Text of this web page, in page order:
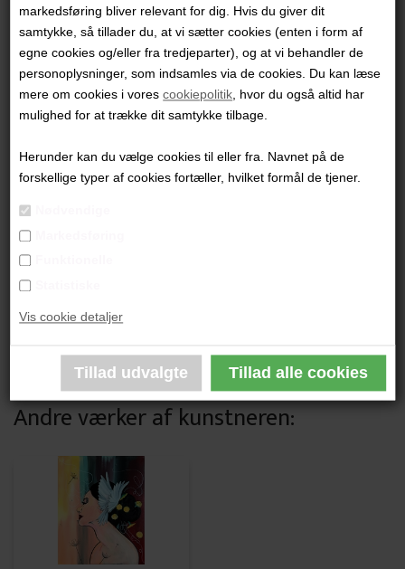
markedsføring bliver relevant for dig. Hvis du giver dit
samtykke, så tillader du, at vi sætter cookies (enten i form af
egne cookies og/eller fra tredjeparter), og at vi behandler de
personoplysninger, som indsamles via de cookies. Du kan læse
mere om cookies i vorescookiepolitik, hvor du også altid har
mulighed for at trække dit samtykke tilbage.
Herunder kan du vælge cookies til eller fra. Navnet på de
forskellige typer af cookies fortæller, hvilket formål de tjener.
Vis cookie detaljer
Mette Boje Røgild
3.500,00DKK
"Goddess 2"
50x40 cm.
Akryl på Lærred
Sort ramme
PRODUKTBESKRIVELSE
PRODUKTINFORMATION
Andre værker af kunstneren: